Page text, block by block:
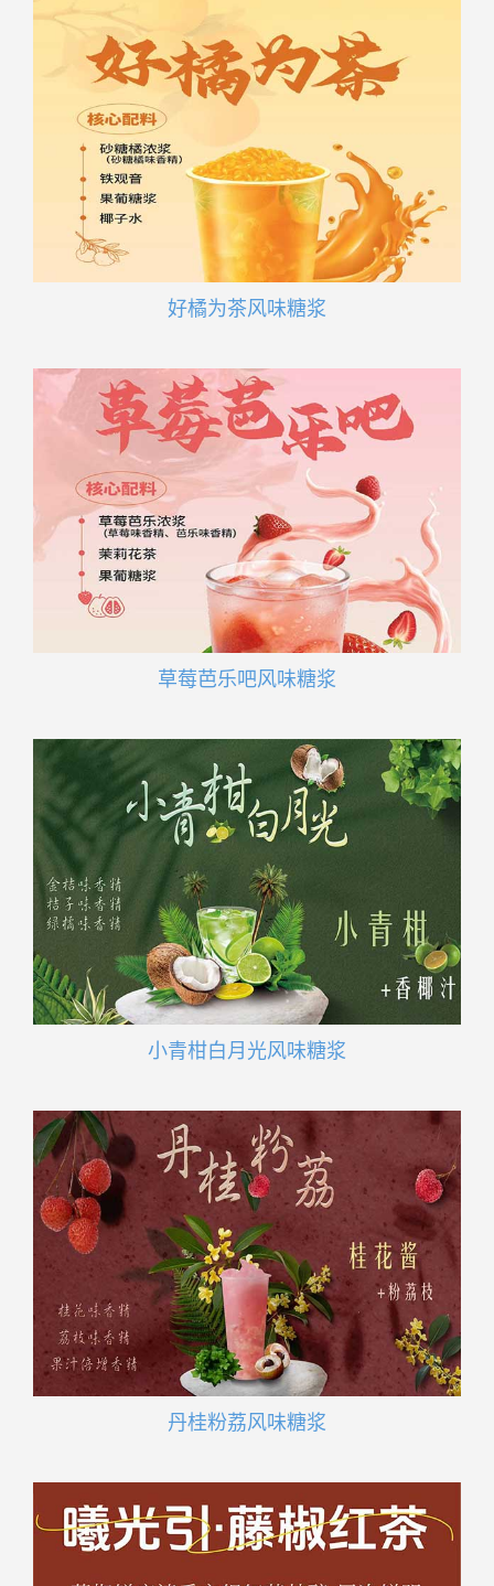
好橘为茶风味糖浆
草莓芭乐吧风味糖浆
小青柑白月光风味糖浆
丹桂粉荔风味糖浆